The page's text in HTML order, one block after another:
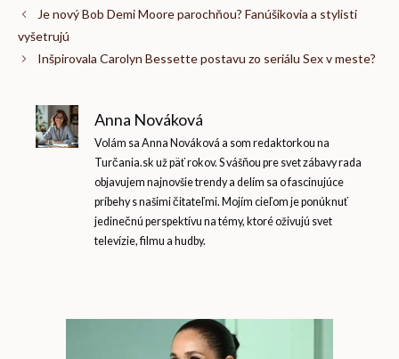
Je nový Bob Demi Moore parochňou? Fanúšikovia a stylisti
vyšetrujú
Inšpirovala Carolyn Bessette postavu zo seriálu Sex v meste?
Anna Nováková
Volám sa Anna Nováková a som redaktorkou na
Turčania.sk už päť rokov. S vášňou pre svet zábavy rada
objavujem najnovšie trendy a delím sa o fascinujúce
príbehy s našimi čitateľmi. Mojím cieľom je ponúknuť
jedinečnú perspektívu na témy, ktoré oživujú svet
televízie, filmu a hudby.